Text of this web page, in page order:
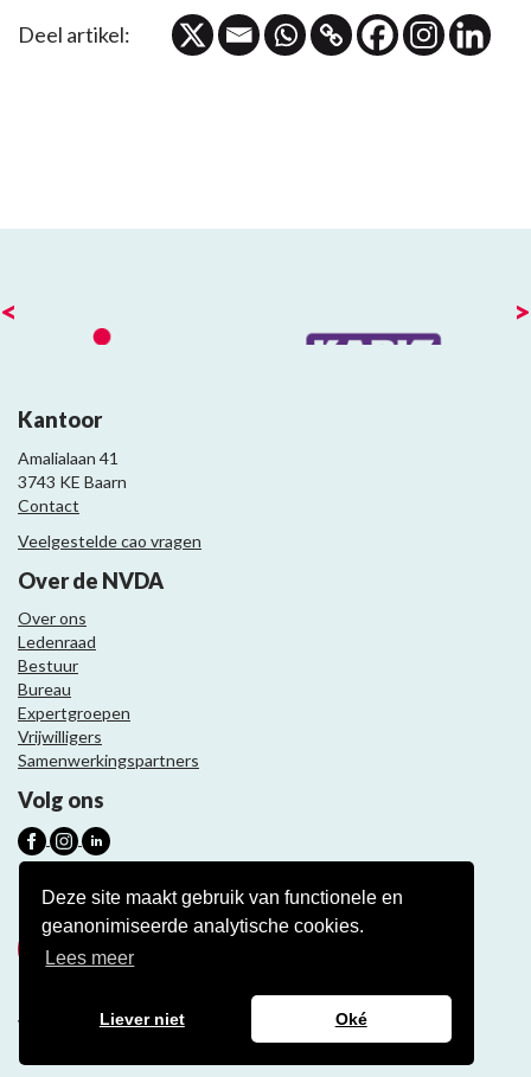
Deze site maakt gebruik van functionele en
geanonimiseerde analytische cookies.
Lees meer
Liever niet Oké
Deel artikel:
< >
Kantoor
Amalialaan 41
3743 KE Baarn
Contact
Veelgestelde cao vragen
Over de NVDA
Over ons
Ledenraad
Bestuur
Bureau
Expertgroepen
Vrijwilligers
Samenwerkingspartners
Volg ons
Nieuwsbrief
Meld je aan
Website ontwikkeling door Eenvoud.